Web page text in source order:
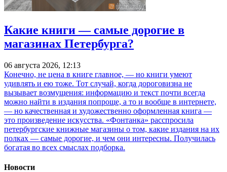
Какие книги — самые дорогие в
магазинах Петербурга?
06 августа 2026, 12:13
Конечно, не цена в книге главное, — но книги умеют
удивлять и ею тоже. Тот случай, когда дороговизна не
вызывает возмущения: информацию и текст почти всегда
можно найти в издания попроще, а то и вообще в интернете,
— но качественная и художественно оформленная книга —
это произведение искусства. «Фонтанка» расспросила
петербургские книжные магазины о том, какие издания на их
полках — самые дорогие, и чем они интересны. Получилась
богатая во всех смыслах подборка.
Новости